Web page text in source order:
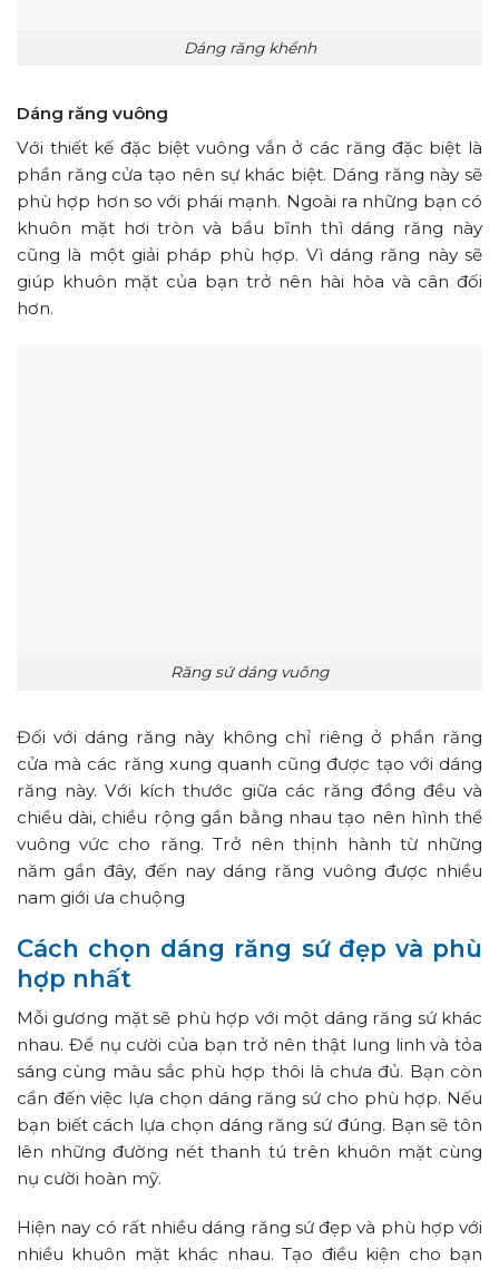
Dáng răng khểnh
Dáng răng vuông
Với thiết kế đặc biệt vuông vắn ở các răng đặc biệt là
phần răng cửa tạo nên sự khác biệt. Dáng răng này sẽ
phù hợp hơn so với phái mạnh. Ngoài ra những bạn có
khuôn mặt hơi tròn và bầu bĩnh thì dáng răng này
cũng là một giải pháp phù hợp. Vì dáng răng này sẽ
giúp khuôn mặt của bạn trở nên hài hòa và cân đối
hơn.
Răng sứ dáng vuông
Đối với dáng răng này không chỉ riêng ở phần răng
cửa mà các răng xung quanh cũng được tạo với dáng
răng này. Với kích thước giữa các răng đồng đều và
chiều dài, chiều rộng gần bằng nhau tạo nên hình thể
vuông vức cho răng. Trở nên thịnh hành từ những
năm gần đây, đến nay dáng răng vuông được nhiều
nam giới ưa chuộng
Cách chọn dáng răng sứ đẹp và phù
hợp nhất
Mỗi gương mặt sẽ phù hợp với một dáng răng sứ khác
nhau. Để nụ cười của bạn trở nên thật lung linh và tỏa
sáng cùng màu sắc phù hợp thôi là chưa đủ. Bạn còn
cần đến việc lựa chọn dáng răng sứ cho phù hợp. Nếu
bạn biết cách lựa chọn dáng răng sứ đúng. Bạn sẽ tôn
lên những đường nét thanh tú trên khuôn mặt cùng
nụ cười hoàn mỹ.
Hiện nay có rất nhiều dáng răng sứ đẹp và phù hợp với
nhiều khuôn mặt khác nhau. Tạo điều kiện cho bạn